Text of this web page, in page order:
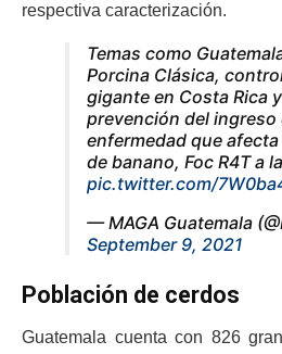
respectiva caracterización.
Temas como
Porcina Clásica,
gigante en Costa Rica
prevención del ingreso
enfermedad que
de banano, Foc R4T a
pic.twitter.com/
— MAGA Guatemala
September 9, 2021
Población de cerdos
Guatemala cuenta con 826